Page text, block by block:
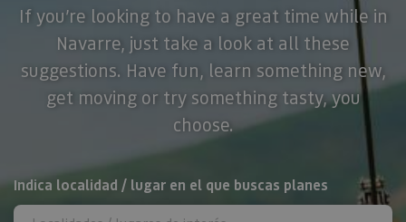
If you’re looking to have a great time while in
Navarre, just take a look at all these
suggestions. Have fun, learn something new,
get moving or try something tasty, you
choose.
Search
Indica localidad / lugar en el que buscas planes